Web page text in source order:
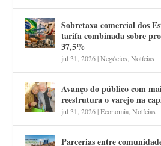
Sobretaxa comercial dos
tarifa combinada sobre
37,5%
jul 31, 2026|Negócios ,Notícias
Avanço do público com
reestrutura o varejo na
jul 31, 2026|Economia ,Notícias
Parcerias entre